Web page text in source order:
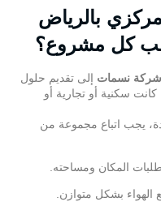
بالرياض
كل مشروع؟
شركة نسمات إلى تقديم حلول
سكنية أو تجارية أو
يجب اتباع مجموعة من
المكان ومساحته.
بشكل متوازن.